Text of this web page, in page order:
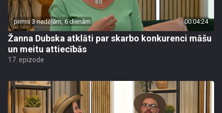
pirms 3 nedēļām, 6 dienām 00:04:24
Žanna Dubska atklāti par skarbo konkurenci māšu
un meitu attiecībās
17. epizode